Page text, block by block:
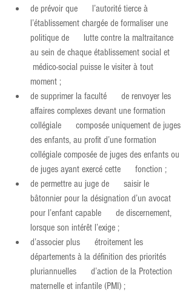
de prévoir que      l’autorité tierce à
l’établissement chargée de formaliser une
politique de      lutte contre la maltraitance
au sein de chaque établissement social et
médico-social puisse le visiter à tout
moment ;
de supprimer la faculté      de renvoyer les
affaires complexes devant une formation
collégiale      composée uniquement de juges
des enfants, au profit d’une formation
collégiale composée de juges des enfants ou
de juges ayant exercé cette      fonction ;
de permettre au juge de      saisir le
bâtonnier pour la désignation d’un avocat
pour l’enfant capable      de discernement,
lorsque son intérêt l’exige ;
d’associer plus      étroitement les
départements à la définition des priorités
pluriannuelles      d’action de la Protection
maternelle et infantile (PMI) ;